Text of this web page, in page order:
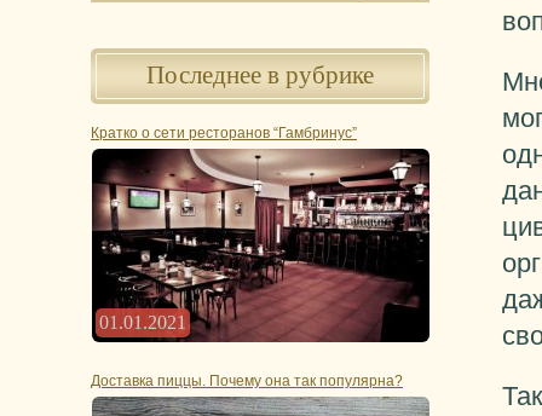
Последнее в рубрике
Кратко о сети ресторанов “Гамбринус”
01.01.2021
Доставка пиццы. Почему она так популярна?